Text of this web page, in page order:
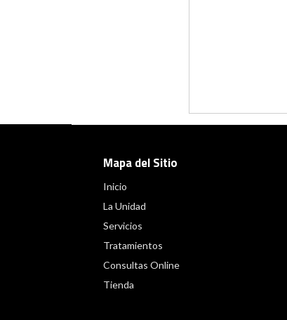
Mapa del Sitio
Inicio
La Unidad
Servicios
Tratamientos
Consultas Online
Tienda